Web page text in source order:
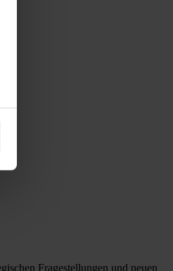
Fragestellungen und neuen